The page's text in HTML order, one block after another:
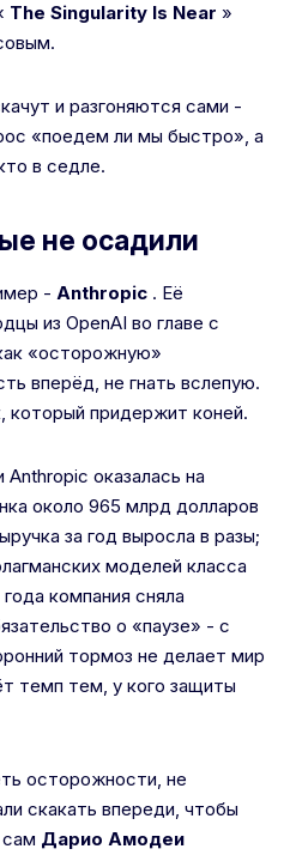
The Singularity Is Near »
и разгоняются сами -
«поедем ли мы быстро», а
в седле.
не осадили
- Anthropic . Её
из OpenAI во главе с
«осторожную»
вперёд, не гнать вслепую.
который придержит коней.
оказалась на
около 965 млрд долларов
за год выросла в разы;
моделей класса
компания сняла
о «паузе» - с
тормоз не делает мир
темп тем, у кого защиты
осторожности, не
скакать впереди, чтобы
Дарио Амодеи